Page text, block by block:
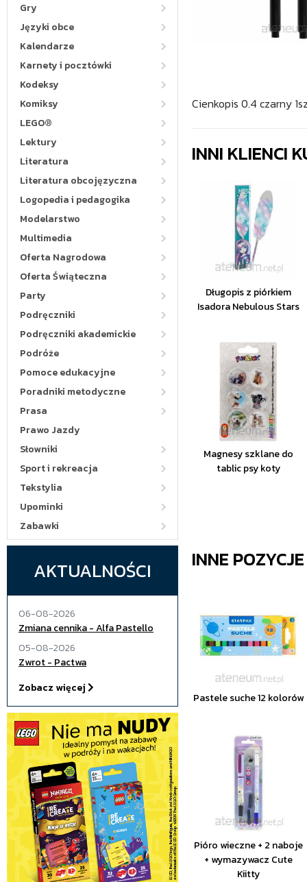
Gry
Języki obce
Kalendarze
Karnety i pocztówki
Kodeksy
Komiksy
LEGO®
Lektury
Literatura
Literatura obcojęzyczna
Logopedia i pedagogika
Modelarstwo
Multimedia
Oferta Nagrodowa
Oferta Świąteczna
Party
Podręczniki
Podręczniki akademickie
Podróże
Pomoce edukacyjne
Poradniki metodyczne
Prasa
Prawo Jazdy
Słowniki
Sport i rekreacja
Tekstylia
Upominki
Zabawki
AKTUALNOŚCI
06-08-2026
Zmiana cennika - Alfa Pastello
05-08-2026
Zwrot - Pactwa
Zobacz więcej
Cienkopis 0.4 czarny
INNI KLIENCI
Długopis z piórkiem
Isadora Nebulous Stars
Magnesy szklane do
tablic psy koty
INNE
Pastele suche 12 kolorów
Pióro wieczne + 2 naboje
+ wymazywacz Cute
Kiitty